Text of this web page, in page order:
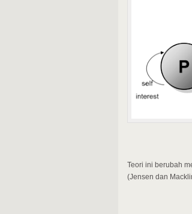
Teori ini berubah
(Jensen dan